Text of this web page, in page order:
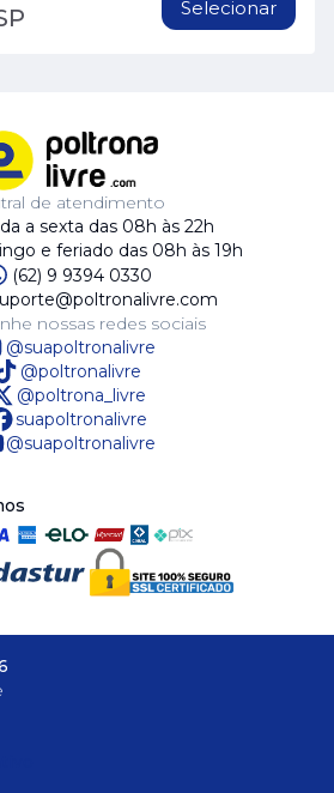
Selecionar
de atendimento
a sexta das 08h às 22h
e feriado das 08h às 19h
(62) 9 9394 0330
nossas redes sociais
@suapoltronalivre
@poltronalivre
@poltrona_livre
suapoltronalivre
@suapoltronalivre